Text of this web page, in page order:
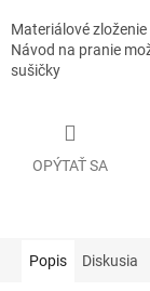
Materiálové
Návod na pranie
sušičky
OPÝTAŤ SA
Popis Diskusia